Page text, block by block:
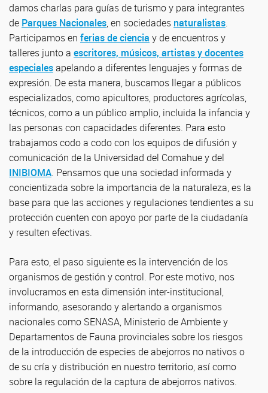
damos charlas para guías de turismo y para integrantes
de Parques Nacionales, en sociedades naturalistas.
Participamos en ferias de ciencia y de encuentros y
talleres junto a escritores, músicos, artistas y docentes
especialesapelando a diferentes lenguajes y formas de
expresión. De esta manera, buscamos llegar a públicos
especializados, como apicultores, productores agrícolas,
técnicos, como a un público amplio, incluida la infancia y
las personas con capacidades diferentes. Para esto
trabajamos codo a codo con los equipos de difusión y
comunicación de la Universidad del Comahue y del
INIBIOMA. Pensamos que una sociedad informada y
concientizada sobre la importancia de la naturaleza, es la
base para que las acciones y regulaciones tendientes a su
protección cuenten con apoyo por parte de la ciudadanía
y resulten efectivas.
Para esto, el paso siguiente es la intervención de los
organismos de gestión y control. Por este motivo, nos
involucramos en esta dimensión inter-institucional,
informando, asesorando y alertando a organismos
nacionales como SENASA, Ministerio de Ambiente y
Departamentos de Fauna provinciales sobre los riesgos
de la introducción de especies de abejorros no nativos o
de su cría y distribución en nuestro territorio, así como
sobre la regulación de la captura de abejorros nativos.